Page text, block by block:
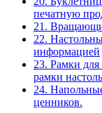
печатную
21.
22.
информацией
23. Рамки
рамки
24.
ценников.